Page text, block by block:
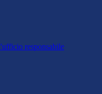
responsabile